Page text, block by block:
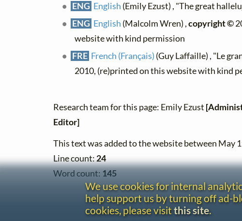
ENG English (Emily Ezust) , "The great
ENG English (Malcolm Wren) ,copyright ©
website with kind permission
FRE French (Français) (Guy Laffaille) , "Le
2010, (re)printed on this website with kind
Research team for this page: Emily Ezust
Editor]
This text was added to the website between May
Line count:24
Word count: 145
We use cookies for internal
help support us by turning off ad-
cookies, please visit this site.